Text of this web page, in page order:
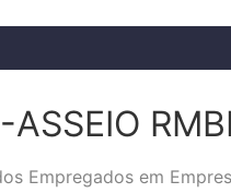
ASSEIO
Empregados em